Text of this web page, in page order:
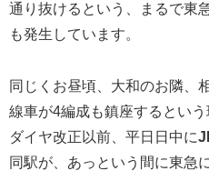
通り抜けるという、まるで東
も発生しています。
同じくお昼頃、大和のお隣、
線車が4編成も鎮座するという
ダイヤ改正以前、平日日中に
同駅が、あっという間に東急